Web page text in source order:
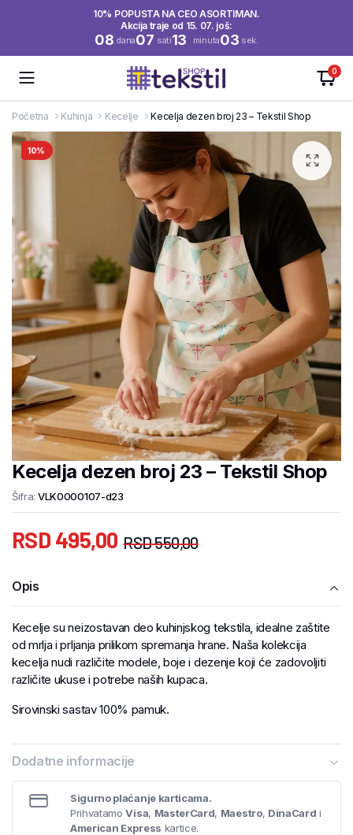
10% POPUSTA NA CEO ASORTIMAN.
Akcija traje od 15. 07. još:
08 dana07 sati13 minuta03 sek.
0
Početna Kuhinja Kecelje Kecelja dezen broj 23 – Tekstil Shop
10%
Kecelja dezen broj 23 – Tekstil Shop
Šifra: VLK0000107-d23
RSD550,00
RSD 495,00
Opis
Kecelje su neizostavan deo kuhinjskog tekstila, idealne zaštite
od mrlja i prljanja prilikom spremanja hrane. Naša kolekcija
kecelja nudi različite modele, boje i dezenje koji će zadovoljiti
različite ukuse i potrebe naših kupaca.
Sirovinski sastav 100% pamuk.
Dodatne informacije
Sigurno plaćanje karticama.
PrihvatamoVisa, MasterCard, Maestro, DinaCard i
American Express kartice.